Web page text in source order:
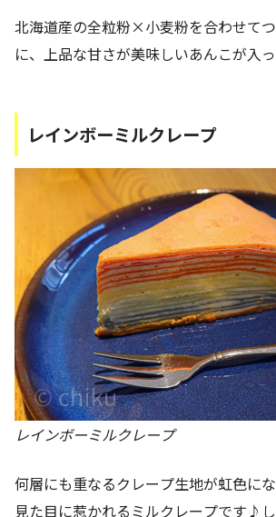
北海道産の全粒粉×小麦粉を合わせて
に、上品な甘さが美味しいあんこが入
レインボーミルクレープ
レインボーミルクレープ
何層にも重なるクレープ生地が虹色に
見た目に惹かれるミルクレープです♪